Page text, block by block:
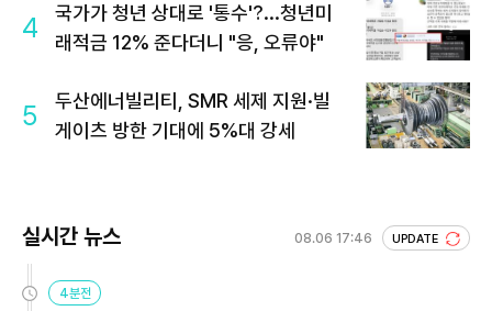
4
국가가 청년 상대로 '통수'?...청년미
래적금 12% 준다더니 "응, 오류야"
5
두산에너빌리티, SMR 세제 지원·빌
게이츠 방한 기대에 5%대 강세
실시간 뉴스 08.06 17:46 UPDATE
4분전